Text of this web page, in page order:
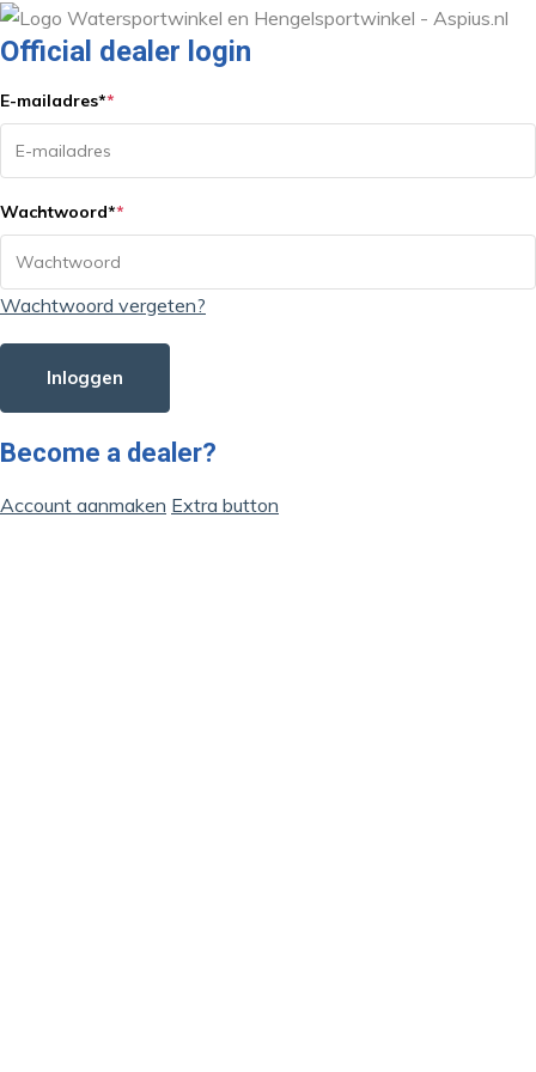
Official dealer login
E-mailadres**
Wachtwoord**
Wachtwoord vergeten?
Inloggen
Become a dealer?
Account aanmaken Extra button